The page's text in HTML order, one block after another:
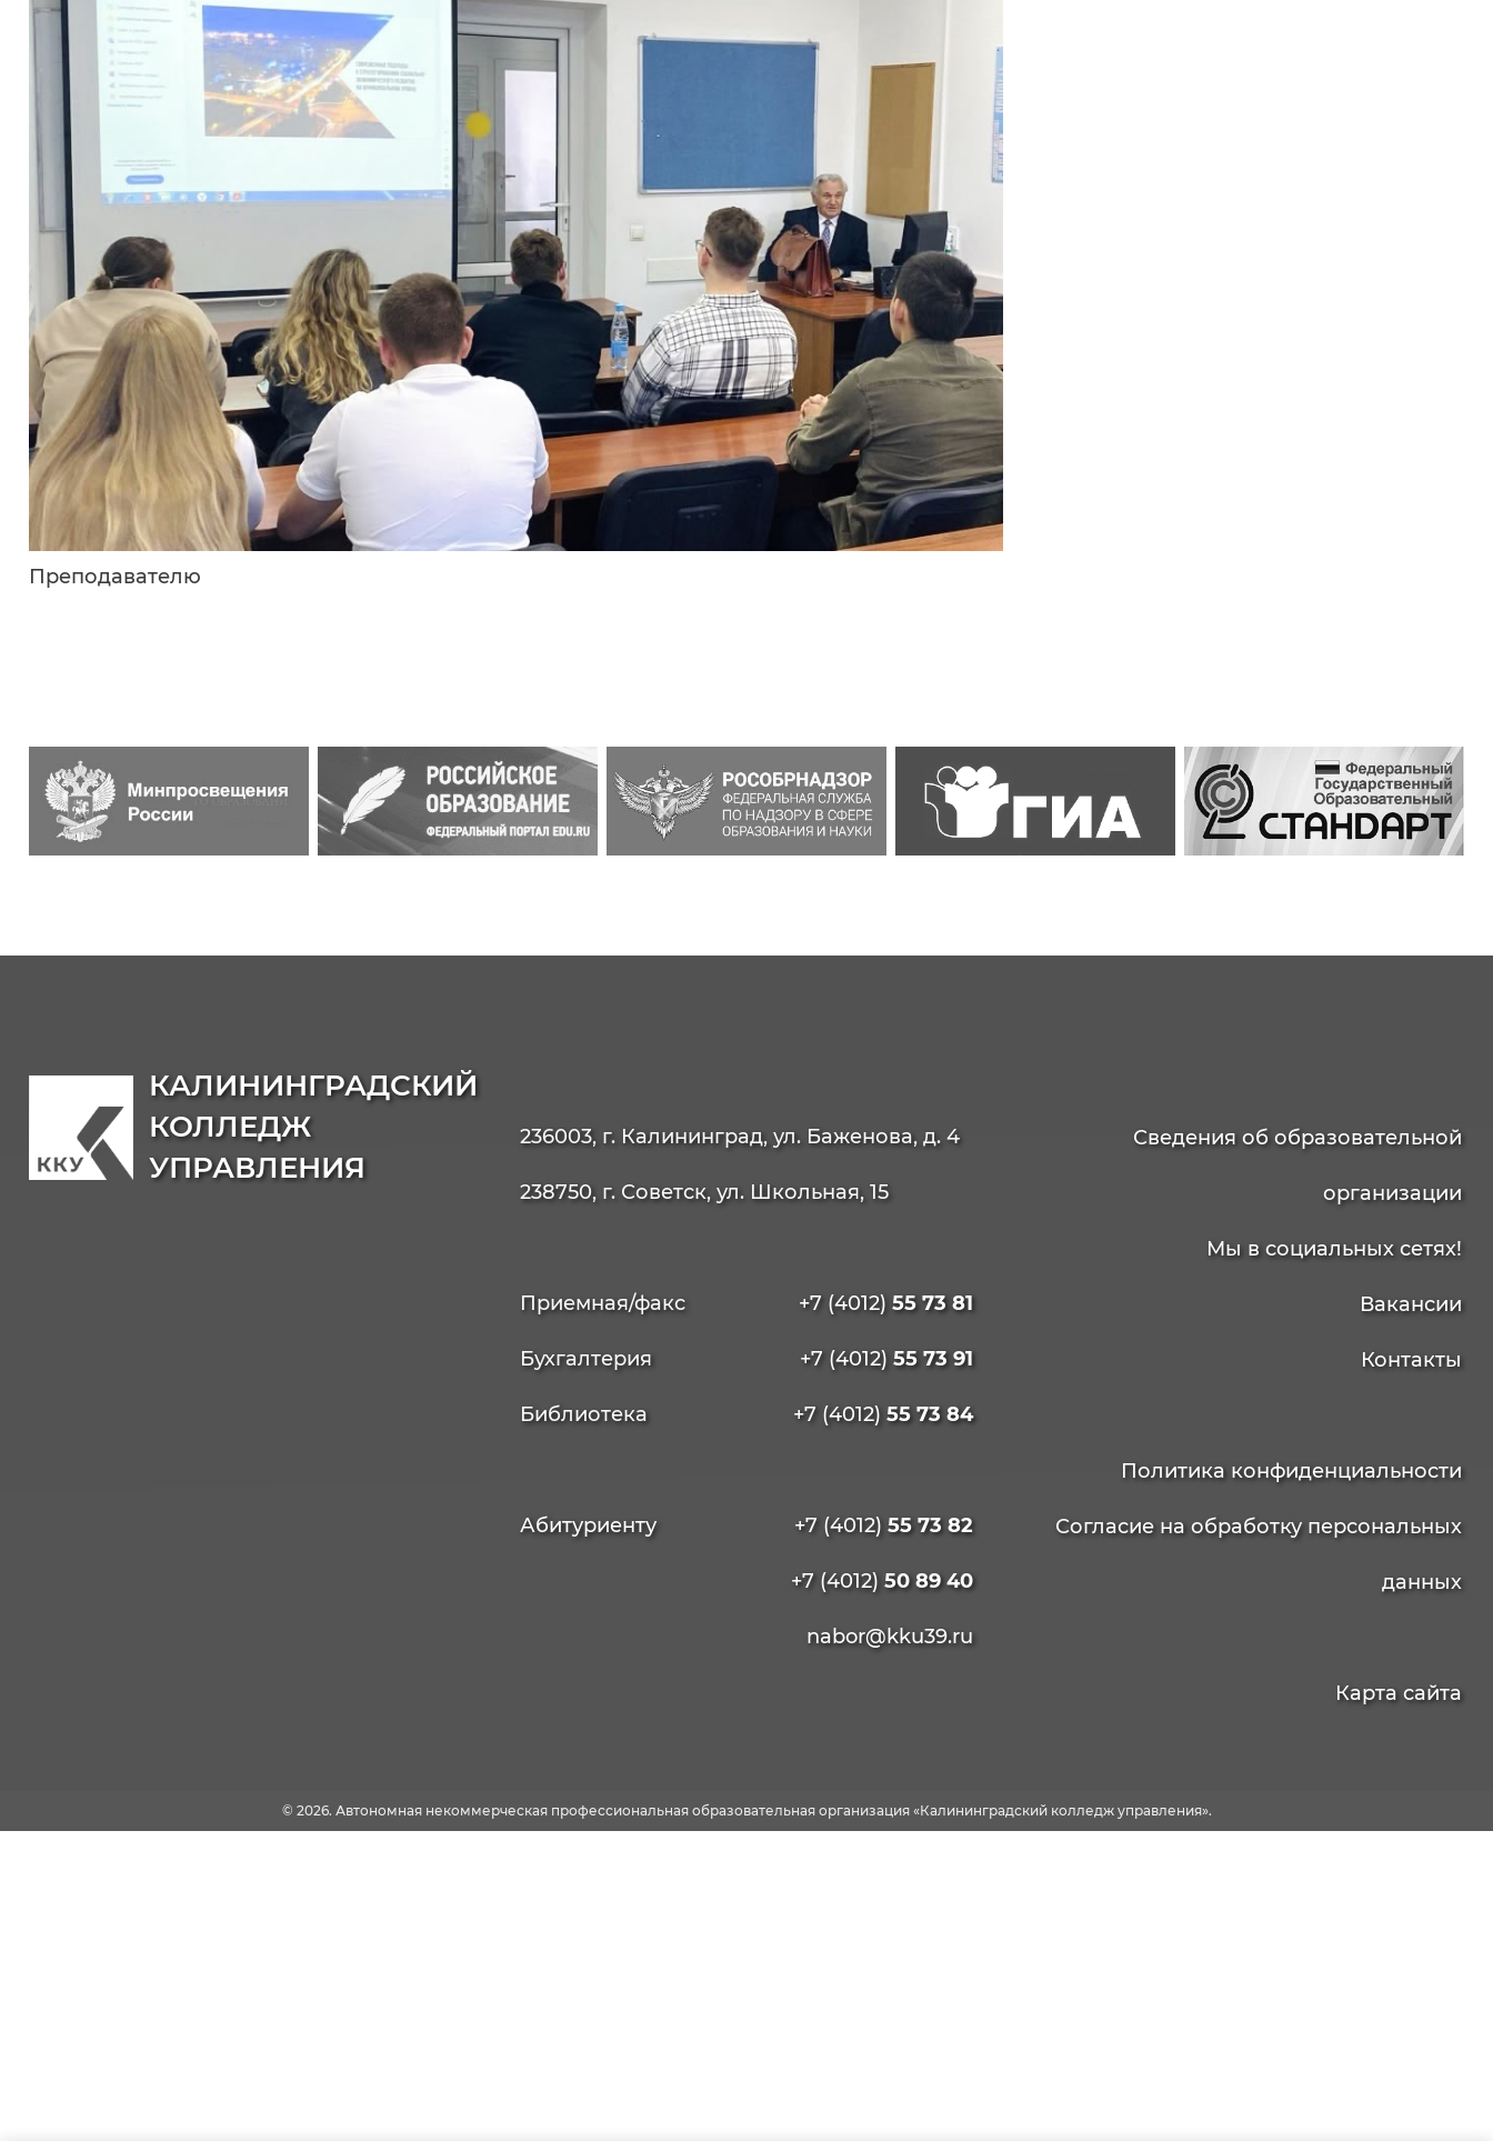
Преподавателю
КАЛИНИНГРАДСКИЙ
КОЛЛЕДЖ
УПРАВЛЕНИЯ
236003, г. Калининград, ул. Баженова, д. 4
238750, г. Советск, ул. Школьная, 15
Приемная/факс +7 (4012) 55 73 81
Бухгалтерия +7 (4012) 55 73 91
Библиотека +7 (4012) 55 73 84
Абитуриенту +7 (4012) 55 73 82
+7 (4012) 50 89 40
nabor@kku39.ru
Сведения об образовательной
организации
Мы в социальных сетях!
Вакансии
Контакты
Политика конфиденциальности
Согласие на обработку персональных
данных
Карта сайта
© 2026. Автономная некоммерческая профессиональная образовательная организация «Калининградский колледж управления».